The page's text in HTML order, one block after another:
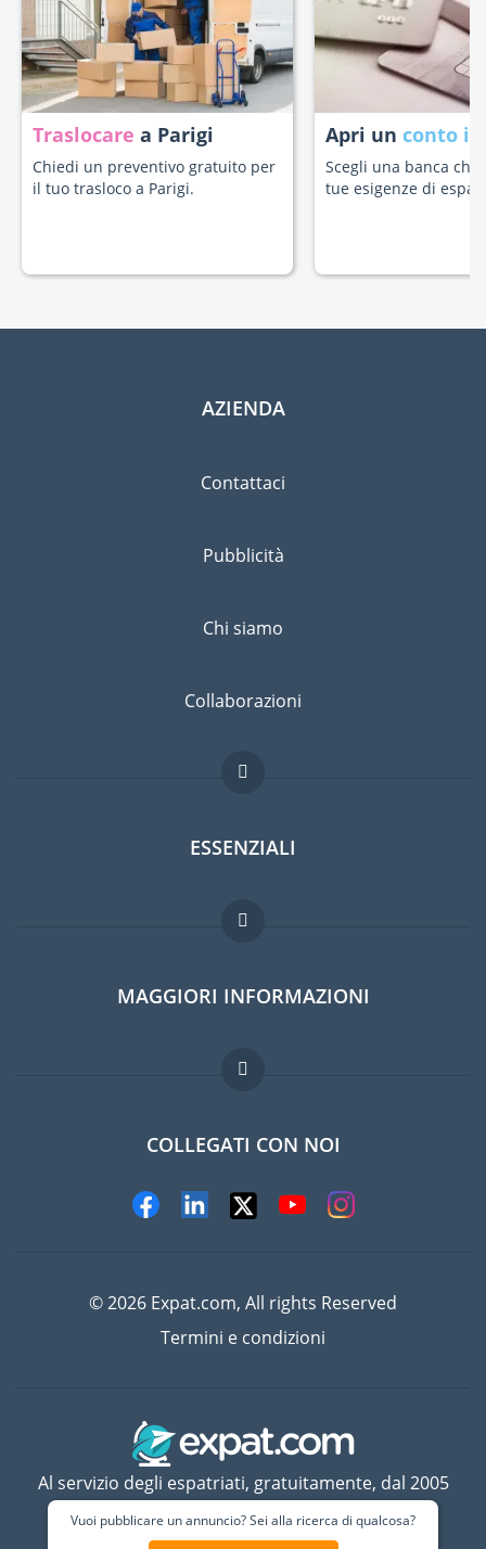
Traslocare a Parigi
Chiedi un preventivo gratuito per
il tuo trasloco a Parigi.
Apri un conto
Scegli una banca che
tue esigenze di
AZIENDA
Contattaci
Pubblicità
Chi siamo
Collaborazioni
ESSENZIALI
Forum per expat
Guida per expat
Lavori all'estero
MAGGIORI INFORMAZIONI
Domande frequenti
COLLEGATI CON NOI
© 2026 Expat.com, All rights Reserved
Termini e condizioni
Al servizio degli espatriati, gratuitamente, dal 2005
Vuoi pubblicare un annuncio? Sei alla ricerca di qualcosa?